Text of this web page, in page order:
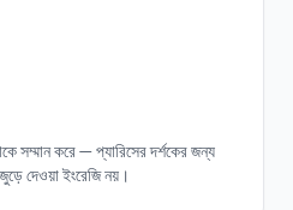
সম্মান করে — প্যারিসের দর্শকের জন্য
দেওয়া ইংরেজি নয়।